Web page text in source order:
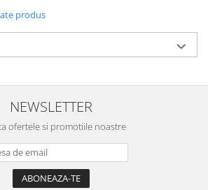
produs
NEWSLETTER
ofertele si promotiile noastre